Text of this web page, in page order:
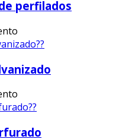
perfilados